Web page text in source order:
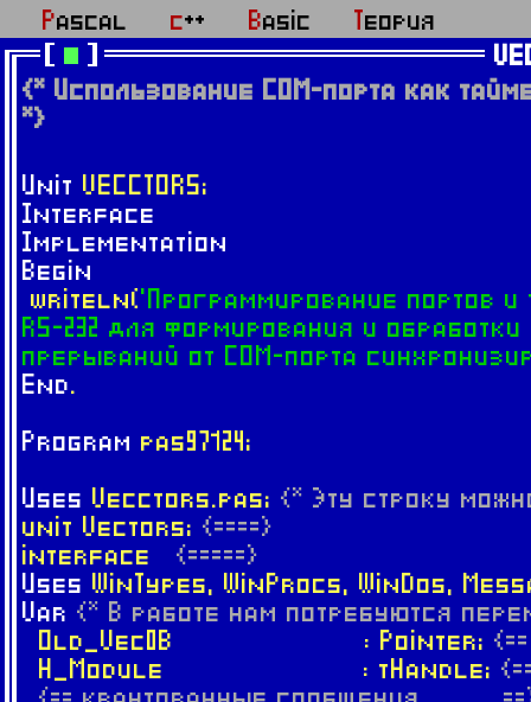
Pascal c++ Basic
Теория
{* Использование COM-порта как
*}
Unit VECCTORS;
Interface
Implementation
Begin
writeln('Программирование портов и
RS-232 для формирования и обработки
прерываний от СОМ-порта
End.
Program pas97124;
Uses Vecctors.pas; {* Эту строку
unit Vectors; {====}
interface {=====}
Uses WinTypes, WinProcs, WinDos,
Var {* В работе нам потребуются
Old_Vec0B : Pointer;
H_Module : tHandle;